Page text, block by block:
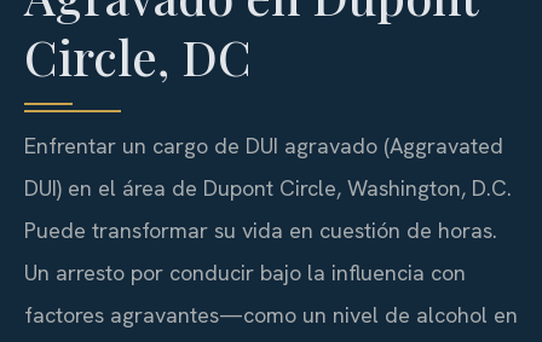
Circle, DC
Enfrentar un cargo de DUI agravado (Aggravated
DUI) en el área de Dupont Circle, Washington, D.C.
Puede transformar su vida en cuestión de horas.
Un arresto por conducir bajo la influencia con
factores agravantes—como un nivel de alcohol en